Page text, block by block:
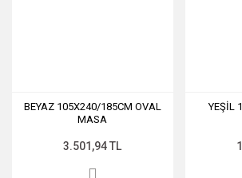
BEYAZ 105X240/185CM OVAL
MASA
3.501,94 TL
YEŞİL